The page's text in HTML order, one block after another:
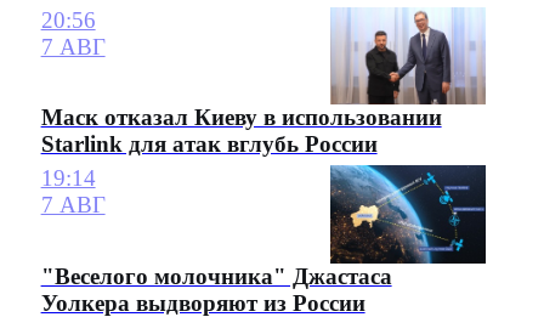
20:56
7 АВГ
Маск отказал Киеву в использовании
Starlink для атак вглубь России
19:14
7 АВГ
"Веселого молочника" Джастаса
Уолкера выдворяют из России